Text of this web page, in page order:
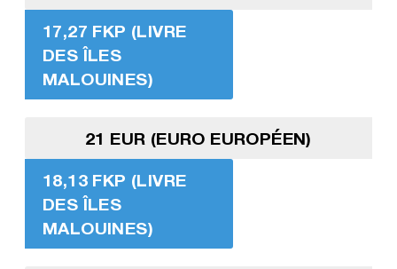
17,27 FKP (LIVRE
DES ÎLES
MALOUINES)
21 EUR (EURO EUROPÉEN)
18,13 FKP (LIVRE
DES ÎLES
MALOUINES)